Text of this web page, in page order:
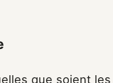
que soient les